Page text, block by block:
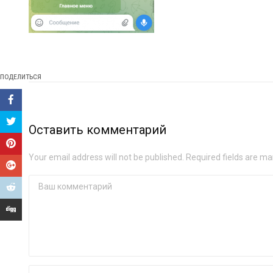
ПОДЕЛИТЬСЯ
Оставить комментарий
Your email address will not be published. Required fields are